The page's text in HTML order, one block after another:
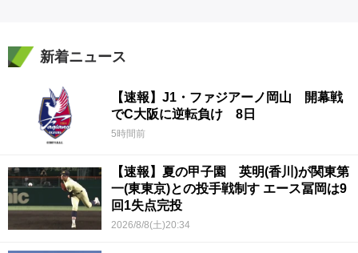
新着ニュース
【速報】J1・ファジアーノ岡山 開幕戦
でC大阪に逆転負け 8日
5時間前
【速報】夏の甲子園 英明(香川)が関東第
一(東東京)との投手戦制す エース冨岡は9
回1失点完投
2026/8/8(土)20:34